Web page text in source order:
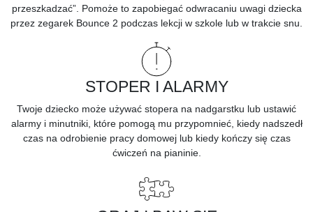
przeszkadzać”. Pomoże to zapobiegać odwracaniu uwagi dziecka
przez zegarek Bounce 2 podczas lekcji w szkole lub w trakcie snu.
STOPER I ALARMY
Twoje dziecko może używać stopera na nadgarstku lub ustawić
alarmy i minutniki, które pomogą mu przypomnieć, kiedy nadszedł
czas na odrobienie pracy domowej lub kiedy kończy się czas
ćwiczeń na pianinie.